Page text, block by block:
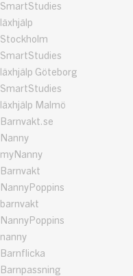
SmartStudies
läxhjälp
Stockholm
SmartStudies
läxhjälp Göteborg
SmartStudies
läxhjälp Malmö
Barnvakt.se
Nanny
myNanny
Barnvakt
NannyPoppins
barnvakt
NannyPoppins
nanny
Barnflicka
Barnpassning